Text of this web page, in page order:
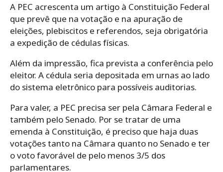
A PEC acrescenta um artigo à Constituição Federal
que prevê que na votação e na apuração de
eleições, plebiscitos e referendos, seja obrigatória
a expedição de cédulas físicas.
Além da impressão, fica prevista a conferência pelo
eleitor. A cédula seria depositada em urnas ao lado
do sistema eletrônico para possíveis auditorias.
Para valer, a PEC precisa ser pela Câmara Federal e
também pelo Senado. Por se tratar de uma
emenda à Constituição, é preciso que haja duas
votações tanto na Câmara quanto no Senado e ter
o voto favorável de pelo menos 3/5 dos
parlamentares.